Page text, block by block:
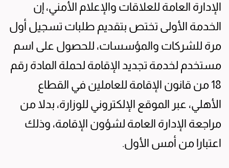
الإدارة العامة للعلاقات والإعلام الأمني، إن
الخدمة الأولى تختص بتقديم طلبات تسجيل أول
مرة للشركات والمؤسسات، للحصول على اسم
مستخدم لخدمة تجديد الإقامة لحملة المادة رقم
18 من قانون الإقامة للعاملين في القطاع
الأهلي، عبر الموقع الإلكتروني للوزارة، بدلا من
مراجعة الإدارة العامة لشؤون الإقامة، وذلك
اعتبارا من أمس الأول.